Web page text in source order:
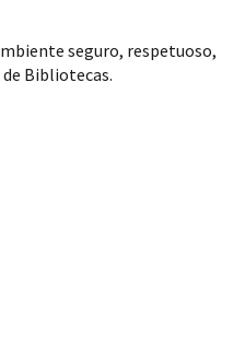
seguro, respetuoso,
Bibliotecas.